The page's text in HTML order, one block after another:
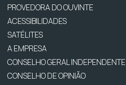
PROVEDORA DO OUVINTE
ACESSIBILIDADES
SATÉLITES
A EMPRESA
CONSELHO GERAL INDEPENDENTE
CONSELHO DE OPINIÃO